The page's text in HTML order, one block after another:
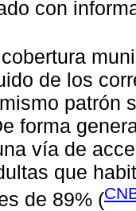
con
de los
patrón
forma
vía de
que
de 89% (